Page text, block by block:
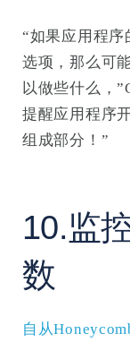
“如果应用程
选项，那么可
以做些什么，
提醒应用程序
组成部分！”
10.监
数
自从